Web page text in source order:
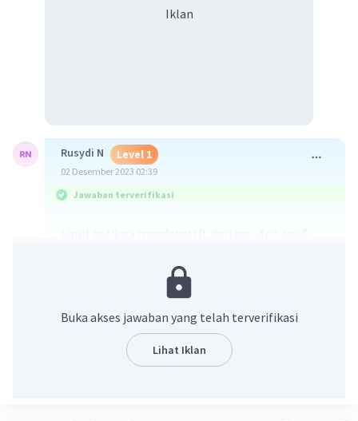
Iklan
Rusydi N Level 1
02 Desember 2023 02:39
Jawaban terverifikasi
Buka akses jawaban yang telah terverifikasi
Lihat Iklan